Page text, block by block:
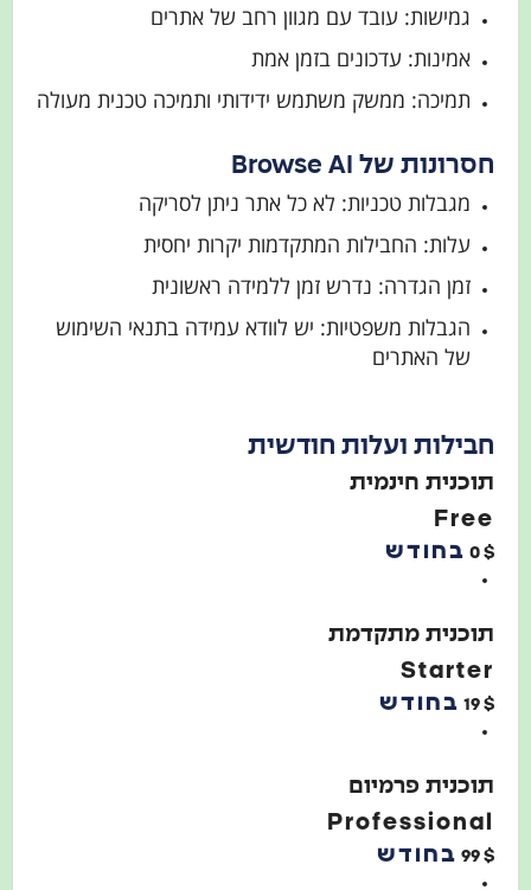
גמישות: עובד עם מגוון רחב של אתרים
אמינות: עדכונים בזמן אמת
תמיכה: ממשק משתמש ידידותי ותמיכה טכנית מעולה
חסרונות של Browse AI
מגבלות טכניות: לא כל אתר ניתן לסריקה
עלות: החבילות המתקדמות יקרות יחסית
זמן הגדרה: נדרש זמן ללמידה ראשונית
הגבלות משפטיות: יש לוודא עמידה בתנאי השימוש
של האתרים
חבילות ועלות חודשית
תוכנית חינמית
Free
$
0 בחודש
תוכנית מתקדמת
Starter
$
19 בחודש
תוכנית פרמיום
Professional
$
99 בחודש